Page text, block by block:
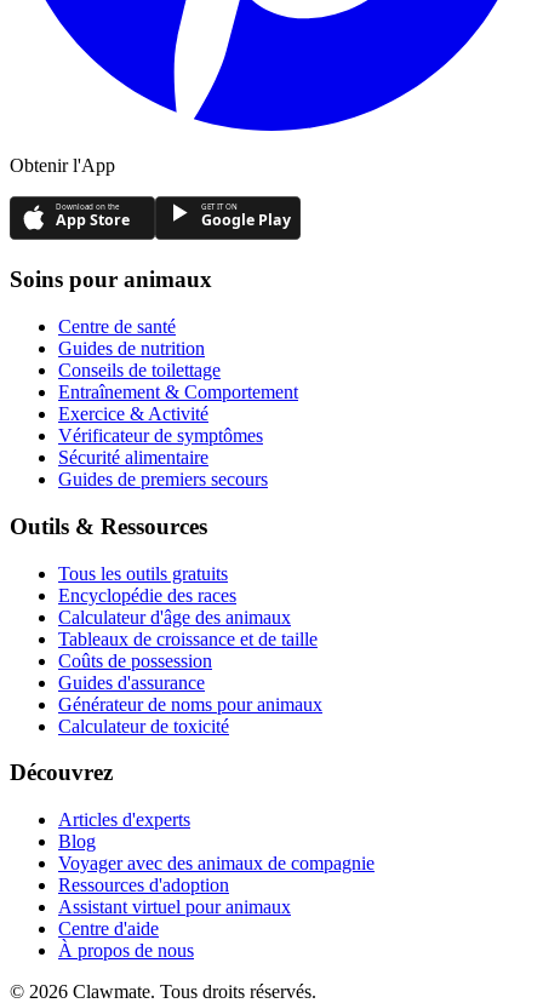
Obtenir l'App
Download on the
App Store
GET IT ON
Google Play
Soins pour animaux
Centre de santé
Guides de nutrition
Conseils de toilettage
Entraînement & Comportement
Exercice & Activité
Vérificateur de symptômes
Sécurité alimentaire
Guides de premiers secours
Outils & Ressources
Tous les outils gratuits
Encyclopédie des races
Calculateur d'âge des animaux
Tableaux de croissance et de taille
Coûts de possession
Guides d'assurance
Générateur de noms pour animaux
Calculateur de toxicité
Découvrez
Articles d'experts
Blog
Voyager avec des animaux de compagnie
Ressources d'adoption
Assistant virtuel pour animaux
Centre d'aide
À propos de nous
© 2026 Clawmate. Tous droits réservés.